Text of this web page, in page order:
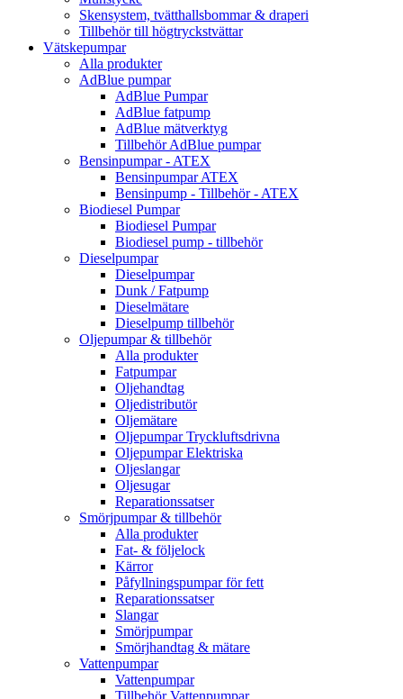
Skensystem, tvätthallsbommar & draperi
Tillbehör till högtryckstvättar
Vätskepumpar
Alla produkter
AdBlue pumpar
AdBlue Pumpar
AdBlue fatpump
AdBlue mätverktyg
Tillbehör AdBlue pumpar
Bensinpumpar - ATEX
Bensinpumpar ATEX
Bensinpump - Tillbehör - ATEX
Biodiesel Pumpar
Biodiesel Pumpar
Biodiesel pump - tillbehör
Dieselpumpar
Dieselpumpar
Dunk / Fatpump
Dieselmätare
Dieselpump tillbehör
Oljepumpar & tillbehör
Alla produkter
Fatpumpar
Oljehandtag
Oljedistributör
Oljemätare
Oljepumpar Tryckluftsdrivna
Oljepumpar Elektriska
Oljeslangar
Oljesugar
Reparationssatser
Smörjpumpar & tillbehör
Alla produkter
Fat- & följelock
Kärror
Påfyllningspumpar för fett
Reparationssatser
Slangar
Smörjpumpar
Smörjhandtag & mätare
Vattenpumpar
Vattenpumpar
Tillbehör Vattenpumpar